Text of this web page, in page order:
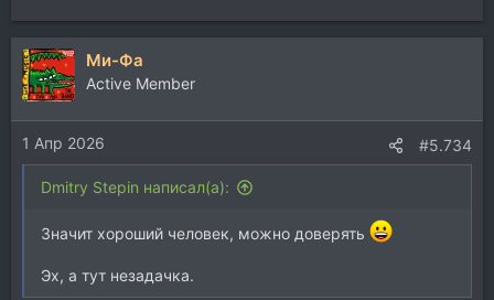
Ми-Фа
Active Member
1 Апр 2026 #5.734
Dmitry Stepin написал(а):
Значит хороший человек, можно доверять
Эх, а тут незадачка.